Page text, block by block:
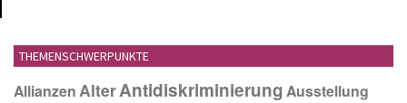
THEMENSCHWERPUNKTE
Allianzen AlterAntidiskriminierungAusstellung